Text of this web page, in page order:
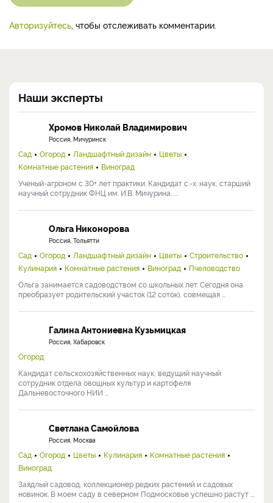
Авторизуйтесь, чтобы отслеживать комментарии.
Наши эксперты
Хромов Николай Владимирович
Россия, Мичуринск
Сад Огород Ландшафтный дизайн
Цветы
Комнатные растения
Виноград
Ученый-агроном с 30+ лет практики. Кандидат с.-х. наук, старший
научный сотрудник ФНЦ им. И.В. Мичурина, ...
Ольга Никонорова
Россия, Тольятти
Сад Огород Ландшафтный дизайн Цветы
Строительство
Кулинария
Комнатные растения Виноград
Пчеловодство
Ольга занимается садоводством со школьных лет. Сегодня она
преобразует родительский участок (12 соток), совмещая ...
Галина Антониевна Кузьмицкая
Россия, Хабаровск
Огород
Кандидат сельскохозяйственных наук, ведущий научный
сотрудник отдела овощных культур и картофеля
Дальневосточного НИИ ...
Светлана Самойлова
Россия, Москва
Сад Огород Цветы Кулинария
Комнатные растения
Виноград
Заядлый садовод, коллекционер редких растений и садовых
новинок. В моем саду в северном Подмосковье успешно растут ...